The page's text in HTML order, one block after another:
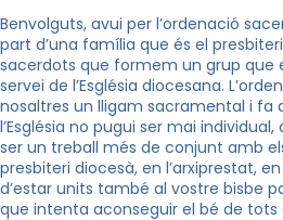
Benvolguts, avui per l’ordenació
part d’una família que és el
sacerdots que formem un grup que
servei de l’Església diocesana.
nosaltres un lligam sacramental i fa
l’Església no pugui ser mai
ser un treball més de conjunt amb
presbiteri diocesà, en l’arxiprestat,
d’estar units també al vostre bisbe
que intenta aconseguir el bé de tots